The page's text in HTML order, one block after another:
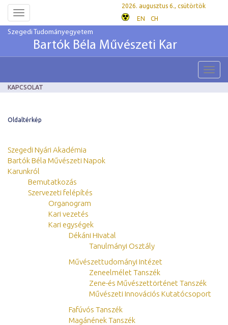
Toggle
navigation
2026. augusztus 6., csütörtök
EN
CH
Szegedi Tudományegyetem
Bartók Béla Művészeti Kar
KAPCSOLAT
Oldaltérkép
Szegedi Nyári Akadémia
Bartók Béla Művészeti Napok
Karunkról
Bemutatkozás
Szervezeti felépítés
Organogram
Kari vezetés
Kari egységek
Dékáni Hivatal
Tanulmányi Osztály
Művészettudományi Intézet
Zeneelmélet Tanszék
Zene-és Művészettörténet Tanszék
Művészeti Innovációs Kutatócsoport
Fafúvós Tanszék
Magánének Tanszék